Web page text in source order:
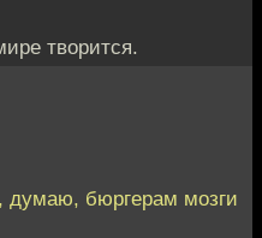
творится.
бюргерам мозги